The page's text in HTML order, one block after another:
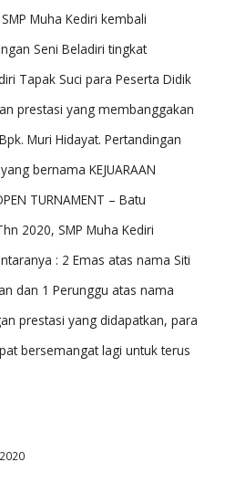
Muha Kediri kembali
Seni Beladiri tingkat
Tapak Suci para Peserta Didik
prestasi yang membanggakan
Muri Hidayat. Pertandingan
bernama KEJUARAAN
TURNAMENT – Batu
2020, SMP Muha Kediri
: 2 Emas atas nama Siti
dan 1 Perunggu atas nama
prestasi yang didapatkan, para
bersemangat lagi untuk terus